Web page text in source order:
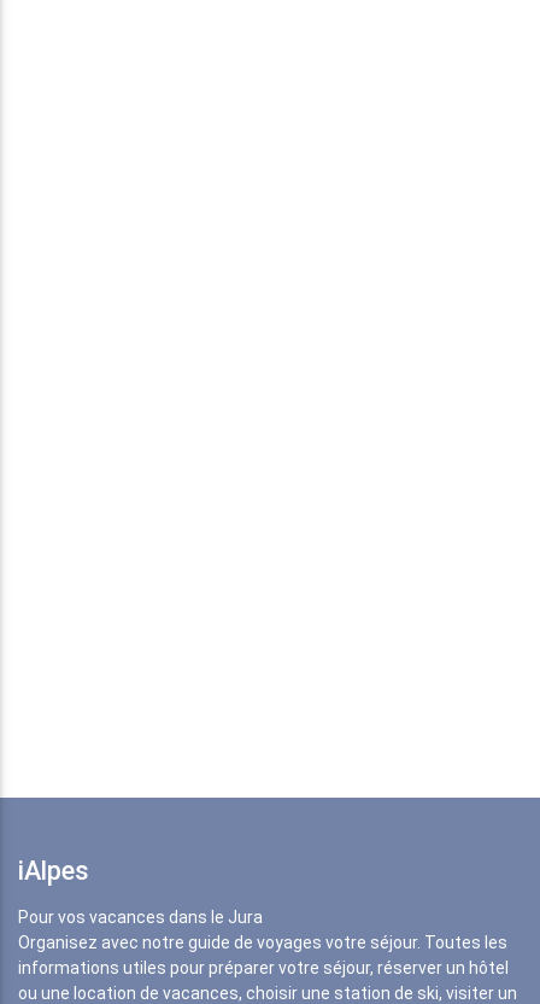
iAlpes
Pour vos vacances dans le Jura
Organisez avec notre guide de voyages votre séjour. Toutes les
informations utiles pour préparer votre séjour, réserver un hôtel
ou une location de vacances, choisir une station de ski, visiter un